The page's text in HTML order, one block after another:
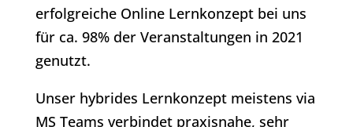
erfolgreiche Online Lernkonzept bei uns
für ca. 98% der Veranstaltungen in 2021
genutzt.
Unser hybrides Lernkonzept meistens via
MS Teams verbindet praxisnahe, sehr